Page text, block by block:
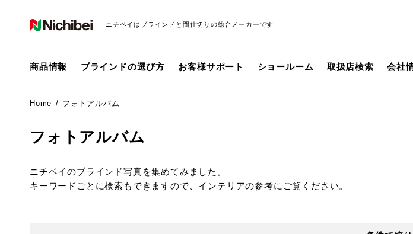
ニチベイはブラインドと間仕切りの総合メーカーです
商品情報 ブラインドの選び方 お客様サポート ショールーム 取扱店検索 会社
Home フォトアルバム
フォトアルバム
ニチベイのブラインド写真を集めてみました。
キーワードごとに検索もできますので、インテリアの参考にご覧ください。